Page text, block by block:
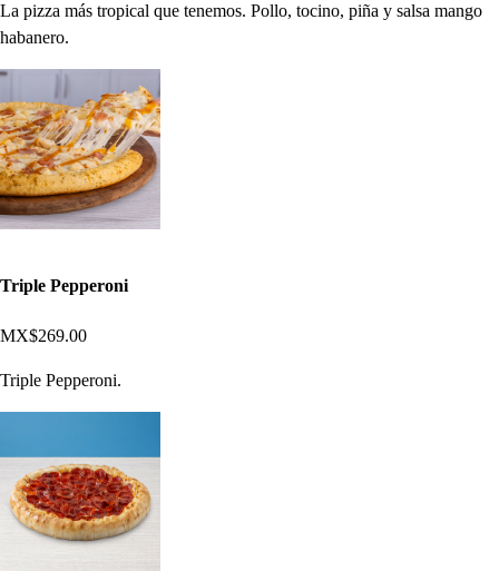
La pizza más tropical que tenemos. Pollo, tocino, piña y salsa mango
habanero.
Triple Pepperoni
MX$269.00
Triple Pepperoni.